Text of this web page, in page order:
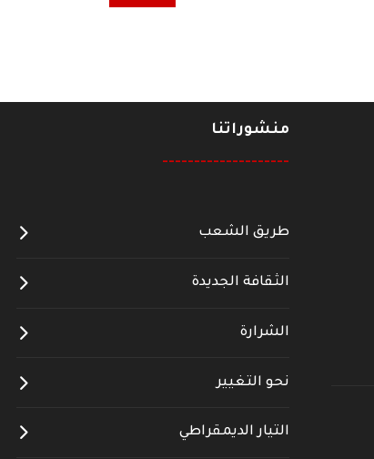
منشوراتنا
--------------------
طريق الشعب
الثقافة الجديدة
الشرارة
نحو التغيير
التيار الديمقراطي